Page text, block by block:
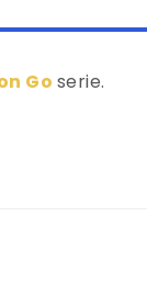
Go serie.